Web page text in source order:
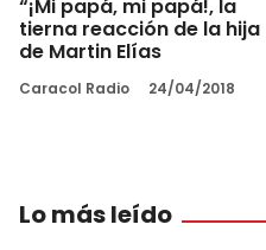
“¡Mi papá, mi papá!, la
tierna reacción de la hija
de Martin Elías
Caracol Radio 24/04/2018
Lo más leído